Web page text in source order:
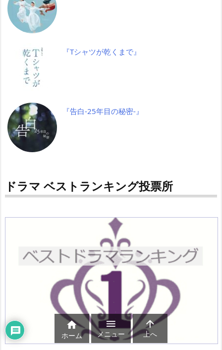
『Tシャツが乾くまで』
『告白-25年目の秘密-』
ドラマ ベストランキング投票所

ホーム

メニュー

上へ